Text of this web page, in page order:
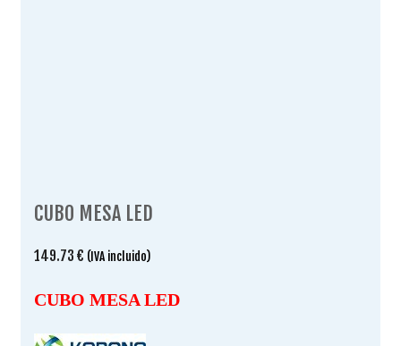
CUBO MESA LED
149.73 € (IVA incluido)
CUBO MESA LED